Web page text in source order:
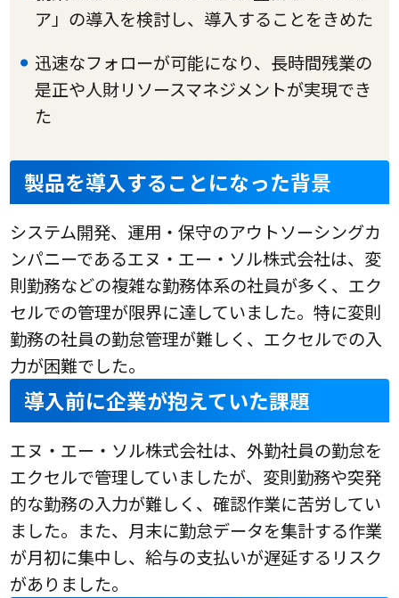
ア」の導入を検討し、導入することをきめた
迅速なフォローが可能になり、長時間残業の
是正や人財リソースマネジメントが実現でき
た
製品を導入することになった背景
システム開発、運用・保守のアウトソーシングカ
ンパニーであるエヌ・エー・ソル株式会社は、変
則勤務などの複雑な勤務体系の社員が多く、エク
セルでの管理が限界に達していました。特に変則
勤務の社員の勤怠管理が難しく、エクセルでの入
力が困難でした。
導入前に企業が抱えていた課題
エヌ・エー・ソル株式会社は、外勤社員の勤怠を
エクセルで管理していましたが、変則勤務や突発
的な勤務の入力が難しく、確認作業に苦労してい
ました。また、月末に勤怠データを集計する作業
が月初に集中し、給与の支払いが遅延するリスク
がありました。